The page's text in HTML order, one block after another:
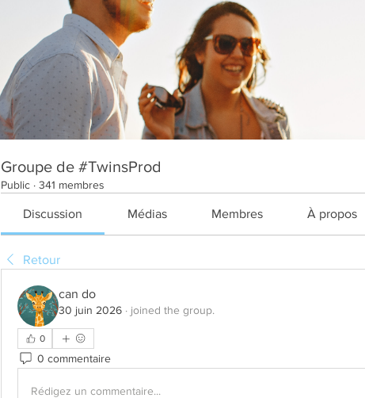
Groupe de #TwinsProd
Public · 341 membres
Discussion Médias Membres À propos
Retour
can do
30 juin 2026 · joined the group.
0
0 commentaire
Rédigez un commentaire...